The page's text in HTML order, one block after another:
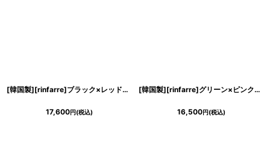
[韓国製][rinfarre]ブラック×レッド系・花柄・プリント・カシュクール・七分袖・マキシ・ミディアムドレス・ラップワンピース[MIRIN着用][送料無料]
17,600円(税込)
[韓国製][rinfarre]グリーン×ピンク・プリント・柄・サマー・カシュクール・半袖・マキシ・ミディアムドレス・ラップワンピース[MIRIN着用][送料無料
16,500円(税込)